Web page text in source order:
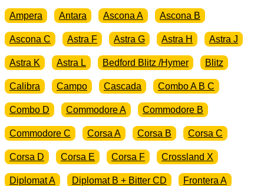
Ampera Antara Ascona A Ascona B
Ascona C Astra F Astra G Astra H Astra J
Astra K Astra L Bedford Blitz /Hymer Blitz
Calibra Campo Cascada Combo A B C
Combo D Commodore A Commodore B
Commodore C Corsa A Corsa B Corsa C
Corsa D Corsa E Corsa F Crossland X
Diplomat A Diplomat B + Bitter CD Frontera A